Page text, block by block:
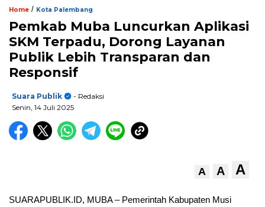
Home / Kota Palembang
Pemkab Muba Luncurkan Aplikasi
SKM Terpadu, Dorong Layanan
Publik Lebih Transparan dan
Responsif
Suara Publik
- Redaksi
Senin, 14 Juli 2025
A A A
SUARAPUBLIK.ID, MUBA – Pemerintah Kabupaten Musi